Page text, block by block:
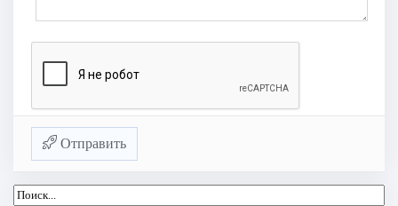
Отправить